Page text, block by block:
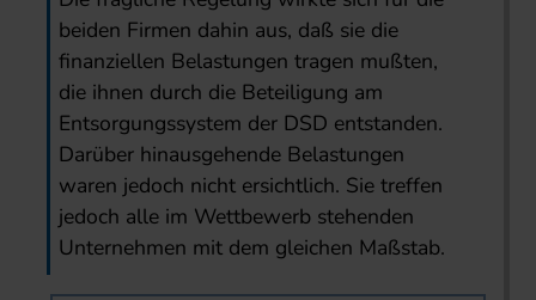
beiden Firmen dahin aus, daß sie die
finanziellen Belastungen tragen mußten,
die ihnen durch die Beteiligung am
Entsorgungssystem der DSD entstanden.
Darüber hinausgehende Belastungen
waren jedoch nicht ersichtlich. Sie treffen
jedoch alle im Wettbewerb stehenden
Unternehmen mit dem gleichen Maßstab.